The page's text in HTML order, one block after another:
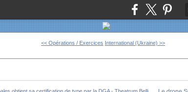
<< Opérations / Exercices International (Ukraine) >>